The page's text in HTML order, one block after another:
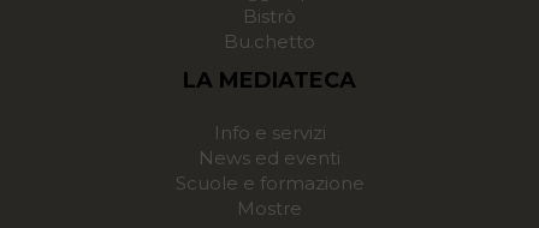
Bistrò
Bu.chetto
LA MEDIATECA
Info e servizi
News ed eventi
Scuole e formazione
Mostre